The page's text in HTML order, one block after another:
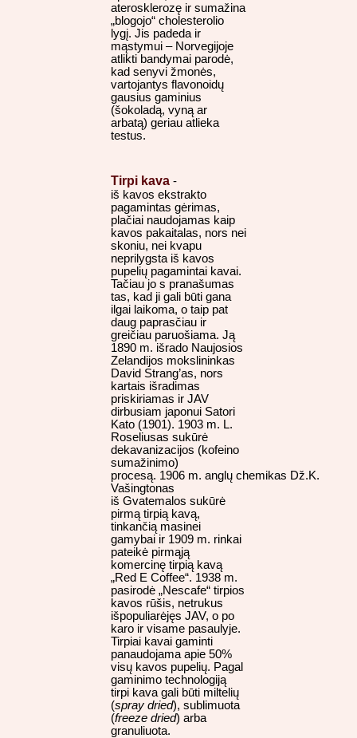
aterosklerozę ir sumažina
„blogojo“ cholesterolio
lygį. Jis padeda ir
mąstymui – Norvegijoje
atlikti bandymai parodė,
kad senyvi žmonės,
vartojantys flavonoidų
gausius gaminius
(šokoladą, vyną ar
arbatą) geriau atlieka
testus.
Tirpi kava -
iš kavos ekstrakto
pagamintas gėrimas,
plačiai naudojamas kaip
kavos pakaitalas, nors nei
skoniu, nei kvapu
neprilygsta iš kavos
pupelių pagamintai kavai.
Tačiau jo s pranašumas
tas, kad ji gali būti gana
ilgai laikoma, o taip pat
daug paprasčiau ir
greičiau paruošiama. Ją
1890 m. išrado Naujosios
Zelandijos mokslininkas
David Strang’as, nors
kartais išradimas
priskiriamas ir JAV
dirbusiam japonui Satori
Kato (1901). 1903 m. L.
Roseliusas sukūrė
dekavanizacijos (kofeino
sumažinimo)
procesą. 1906 m. anglų chemikas Dž.K.
Vašingtonas
iš Gvatemalos sukūrė
pirmą tirpią kavą,
tinkančią masinei
gamybai ir 1909 m. rinkai
pateikė pirmąją
komercinę tirpią kavą
„Red E Coffee“. 1938 m.
pasirodė „Nescafe“ tirpios
kavos rūšis, netrukus
išpopuliarėjęs JAV, o po
karo ir visame pasaulyje.
Tirpiai kavai gaminti
panaudojama apie 50%
visų kavos pupelių. Pagal
gaminimo technologiją
tirpi kava gali būti miltelių
(spray dried), sublimuota
(freeze dried) arba
granuliuota.